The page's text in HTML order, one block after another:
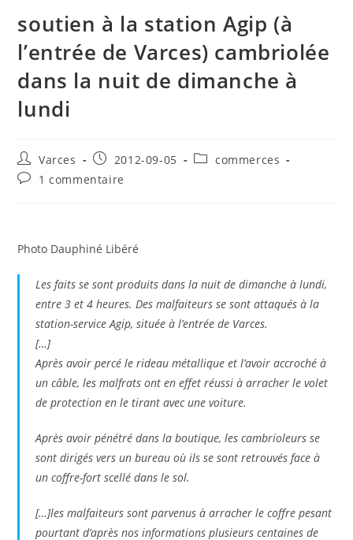
soutien à la station Agip (à
l’entrée de Varces) cambriolée
dans la nuit de dimanche à
lundi
Auteur/autrice
de
la
Varces
Publication
publiée :
2012-09-05
Postcommerces
Commentaires
1 commentaire
Photo Dauphiné Libéré
Les faits se sont produits dans la nuit de dimanche à lundi,
entre 3 et 4 heures. Des malfaiteurs se sont attaqués à la
station-service Agip, située à l’entrée de Varces.
[…]
Après avoir percé le rideau métallique et l’avoir accroché à
un câble, les malfrats ont en effet réussi à arracher le volet
de protection en le tirant avec une voiture.
Après avoir pénétré dans la boutique, les cambrioleurs se
sont dirigés vers un bureau où ils se sont retrouvés face à
un coffre-fort scellé dans le sol.
[…]les malfaiteurs sont parvenus à arracher le coffre pesant
pourtant d’après nos informations plusieurs centaines de